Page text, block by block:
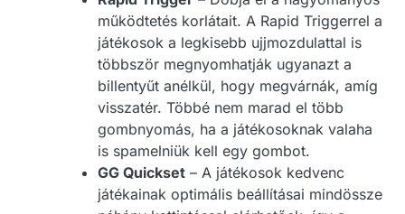
működtetés korlátait. A Rapid Triggerrel a
játékosok a legkisebb ujjmozdulattal is
többször megnyomhatják ugyanazt a
billentyűt anélkül, hogy megvárnák, amíg
visszatér. Többé nem marad el több
gombnyomás, ha a játékosoknak valaha
is spamelniük kell egy gombot.
GG Quickset – A játékosok kedvenc
játékainak optimális beállításai mindössze